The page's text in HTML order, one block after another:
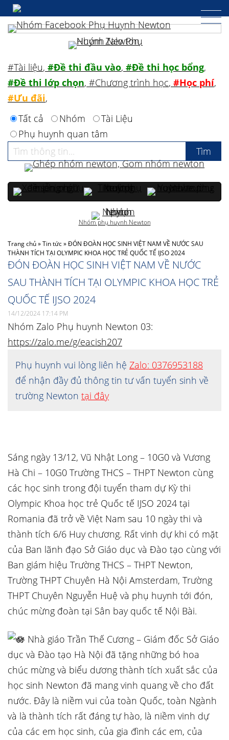
Trang chủ»Tin tức»ĐÓN ĐOÀN HỌC SINH VIỆT NAM VỀ NƯỚC SAU
THÀNH TÍCH TẠI OLYMPIC KHOA HỌC TRẺ QUỐC TẾ IJSO 2024
ĐÓN ĐOÀN HỌC SINH VIỆT NAM VỀ NƯỚC
SAU THÀNH TÍCH TẠI OLYMPIC KHOA HỌC TRẺ
QUỐC TẾ IJSO 2024
14/12/2024 17:14 PM
Nhóm Zalo Phụ huynh Newton 03:
https://zalo.me/g/eacish207
Phụ huynh vui lòng liên hệ Zalo: 0376953188
để nhận đầy đủ thông tin tư vấn tuyển sinh về
trường Newton tại đây
Sáng ngày 13/12, Vũ Nhật Long – 10G0 và Vương
Hà Chi – 10G0 Trường THCS – THPT Newton cùng
các học sinh trong đội tuyển tham dự Kỳ thi
Olympic Khoa học trẻ Quốc tế IJSO 2024 tại
Romania đã trở về Việt Nam sau 10 ngày thi và
thành tích 6/6 Huy chương. Rất vinh dự khi có mặt
của Ban lãnh đạo Sở Giáo dục và Đào tạo cùng với
Ban giám hiệu Trường THCS – THPT Newton,
Trường THPT Chuyên Hà Nội Amsterdam, Trường
THPT Chuyên Nguyễn Huệ và phụ huynh tới đón,
chúc mừng đoàn tại Sân bay quốc tế Nội Bài.
Nhà giáo Trần Thế Cương – Giám đốc Sở Giáo
dục và Đào tạo Hà Nội đã tặng những bó hoa
chúc mừng và biểu dương thành tích xuất sắc của
học sinh Newton đã mang vinh quang về cho đất
nước. Đây là niềm vui của toàn Quốc, toàn Ngành
và là thành tích rất đáng tự hào, là niềm vinh dự
của các em học sinh, của gia đình các em, của
#Tài liệu, #Đề thi đầu vào, #Đề thi học bổng,
#Đề thi lớp chọn, #Chương trình học, #Học phí,
#Ưu đãi,
Tất cả
Nhóm
Tài Liệu
Phụ huynh quan tâm
Nhóm phụ huynh Newton